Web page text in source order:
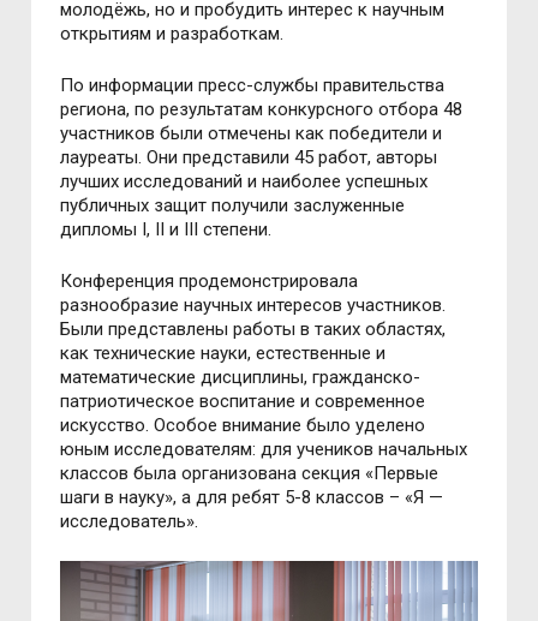
молодёжь, но и пробудить интерес к научным
открытиям и разработкам.
По информации пресс-службы правительства
региона, по результатам конкурсного отбора 48
участников были отмечены как победители и
лауреаты. Они представили 45 работ, авторы
лучших исследований и наиболее успешных
публичных защит получили заслуженные
дипломы I, II и III степени.
Конференция продемонстрировала
разнообразие научных интересов участников.
Были представлены работы в таких областях,
как технические науки, естественные и
математические дисциплины, гражданско-
патриотическое воспитание и современное
искусство. Особое внимание было уделено
юным исследователям: для учеников начальных
классов была организована секция «Первые
шаги в науку», а для ребят 5-8 классов – «Я —
исследователь».